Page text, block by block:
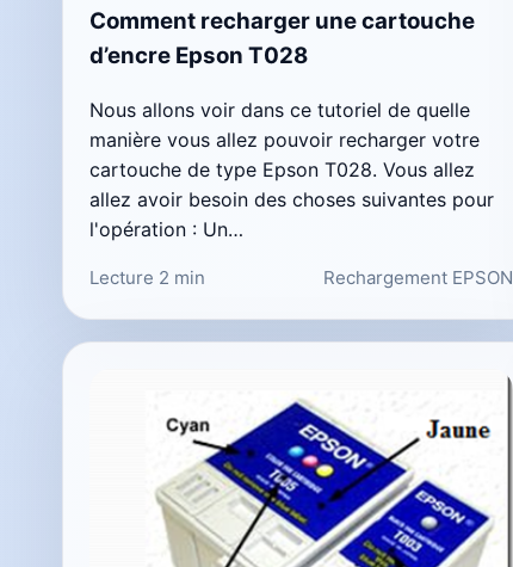
Comment recharger une cartouche
d’encre Epson T028
Nous allons voir dans ce tutoriel de quelle
manière vous allez pouvoir recharger votre
cartouche de type Epson T028. Vous allez
allez avoir besoin des choses suivantes pour
l'opération : Un…
Lecture 2 min Rechargement EPSON